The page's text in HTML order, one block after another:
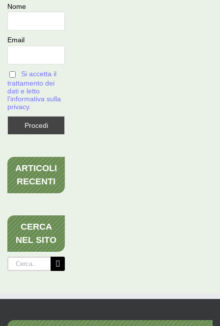
Nome
Email
Si accetta il
trattamento dei
dati e letto
l'informativa sulla
privacy.
ARTICOLI
RECENTI
CERCA
NEL SITO
Cerca
per: